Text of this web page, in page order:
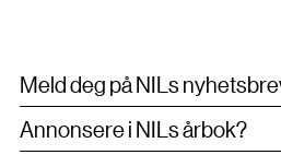
Meld deg på NILs
Annonsere i NILs årbok?